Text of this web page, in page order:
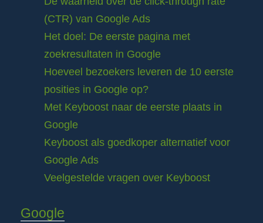
(CTR) van Google Ads
Het doel: De eerste pagina met
zoekresultaten in Google
Hoeveel bezoekers leveren de 10 eerste
posities in Google op?
Met Keyboost naar de eerste plaats in
Google
Keyboost als goedkoper alternatief voor
Google Ads
Veelgestelde vragen over Keyboost
Google